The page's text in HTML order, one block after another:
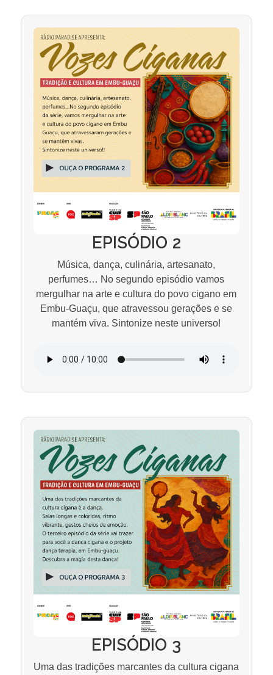
EPISÓDIO 2
Música, dança, culinária, artesanato,
perfumes… No segundo episódio vamos
mergulhar na arte e cultura do povo cigano em
Embu-Guaçu, que atravessou gerações e se
mantém viva. Sintonize neste universo!
EPISÓDIO 3
Uma das tradições marcantes da cultura cigana